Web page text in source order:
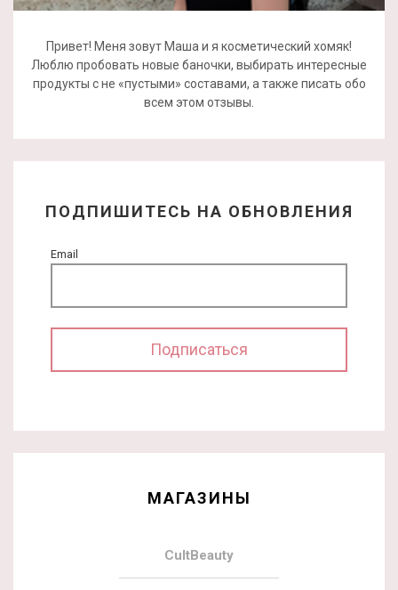
Привет! Меня зовут Маша и я косметический хомяк!
Люблю пробовать новые баночки, выбирать интересные
продукты с не «пустыми» составами, а также писать обо
всем этом отзывы.
ПОДПИШИТЕСЬ НА ОБНОВЛЕНИЯ
Email
МАГАЗИНЫ
CultBeauty